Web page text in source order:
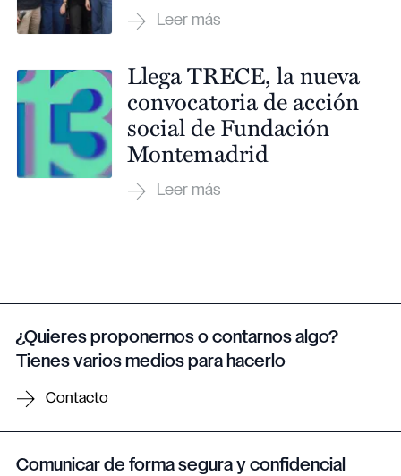
Llega TRECE, la nueva
convocatoria de acción
social de Fundación
Montemadrid
¿Quieres proponernos o contarnos algo?
Tienes varios medios para hacerlo
Contacto
Comunicar de forma segura y confidencial